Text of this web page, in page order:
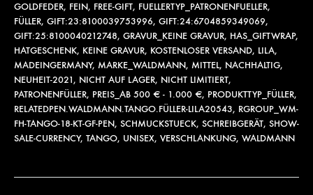
GOLDFEDER, FEIN, FREE-GIFT, FUELLERTYP_PATRONENFUELLER,
FÜLLER, GIFT:23:8100039753996, GIFT:24:6704859349069,
GIFT:25:8100040212748, GRAVUR_KEINE GRAVUR, HAS_GIFTWRAP,
HATGESCHENK, KEINE GRAVUR, KOSTENLOSER VERSAND, LILA,
MADEINGERMANY, MARKE_WALDMANN, MITTEL, NACHHALTIG,
NEUHEIT-2021, NICHT AUF LAGER, NICHT LIMITIERT,
PATRONENFÜLLER, PREIS_AB 500 € - 1.000 €, PRODUKTTYP_FÜLLER,
RELATEDPEN.WALDMANN.TANGO.FÜLLER-LILA20543, RGROUP_WM-
FH-TANGO-18-KT-GF-PEN, SCHMUCKSTUECK, SCHREIBGERÄT, SHOW-
SALE-CURRENCY, TANGO, UNISEX, VERSCHLANKUNG, WALDMANN